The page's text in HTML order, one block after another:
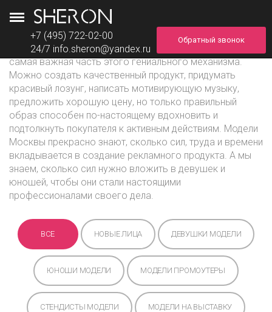
Обратный звонок
+7 (495) 722-02-00
24/7 info.sheron@yandex.ru
Если реклама – двигатель прогресса, то модели –
самая важная часть этого гениального механизма.
Можно создать качественный продукт, придумать
красивый лозунг, написать мотивирующую музыку,
предложить хорошую цену, но только правильный
образ способен по-настоящему вдохновить и
подтолкнуть покупателя к активным действиям. Модели
Москвы прекрасно знают, сколько сил, труда и времени
вкладывается в создание рекламного продукта. А мы
знаем, сколько сил нужно вложить в девушек и
юношей, чтобы они стали настоящими
профессионалами своего дела.
ВСЕ НОВЫЕ ЛИЦА ДЕВУШКИ МОДЕЛИ
ЮНОШИ МОДЕЛИ МОДЕЛИ ПРОМОУТЕРЫ
СТЕНДИСТЫ МОДЕЛИ МОДЕЛИ НА ВЫСТАВКУ